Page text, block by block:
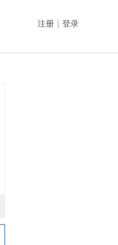
注册 登录